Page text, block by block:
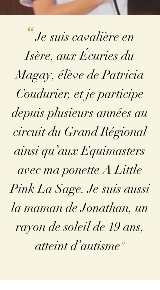
“Je suis cavalière en
Isère, aux Écuries du
Magay, élève de Patricia
Coudurier, et je participe
depuis plusieurs années au
circuit du Grand Régional
ainsi qu’aux Equimasters
avec ma ponette A Little
Pink La Sage. Je suis aussi
la maman de Jonathan, un
rayon de soleil de 19 ans,
atteint d’autisme”